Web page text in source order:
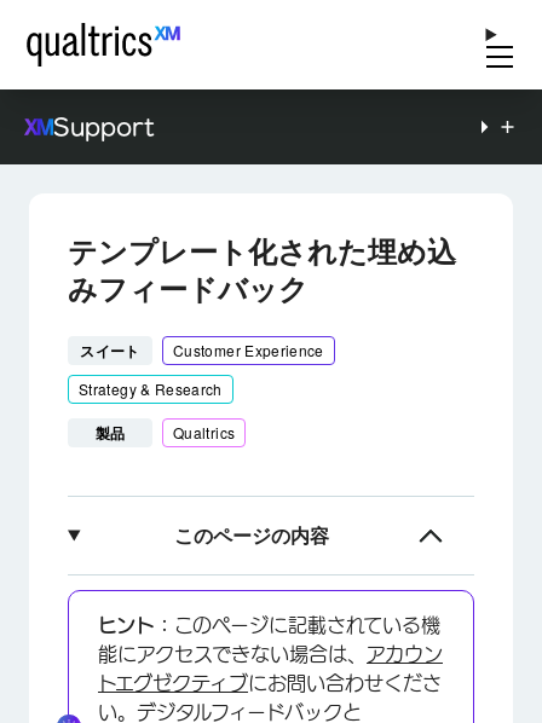
Support
テンプレート化された埋め込
みフィードバック
スイート
Customer Experience
Strategy & Research
製品 Qualtrics
このページの内容
テンプレート化された埋め込み型フィードバック
について
テンプレート化された埋め込みフィードバックの
作成
ヒント： このページに記載されている機
能にアクセスできない場合は、 アカウン
トエグゼクティブにお問い合わせくださ
い。デジタルフィードバックと